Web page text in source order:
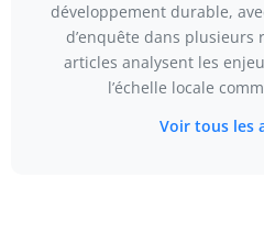
développement durable,
d’enquête dans plusieurs
articles analysent les
l’échelle locale
Voir tous les